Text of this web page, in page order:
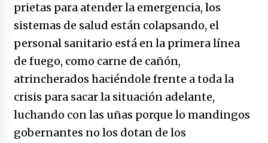
Atlético Nacional se quedó con laCopa
Colombia 2025
17/12/2025
Junior se coronó campeón del fútbol
colombiano
16/12/2025
prietas para atender la emergencia, los
sistemas de salud están colapsando, el
personal sanitario está en la primera línea
de fuego, como carne de cañón,
atrincherados haciéndole frente a toda la
crisis para sacar la situación adelante,
luchando con las uñas porque lo mandingos
gobernantes no los dotan de los